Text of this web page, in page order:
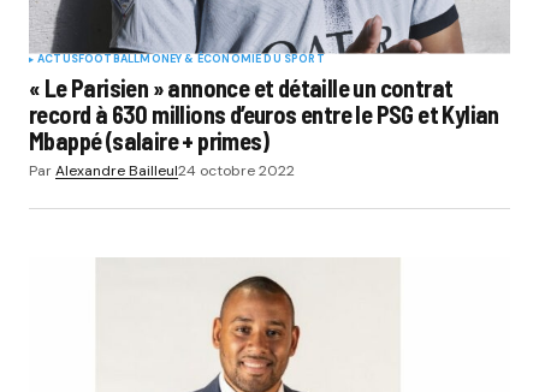
ACTUSFOOTBALLMONEY & ÉCONOMIE DU SPORT
« Le Parisien » annonce et détaille un contrat
record à 630 millions d’euros entre le PSG et Kylian
Mbappé (salaire + primes)
ParAlexandre Bailleul24 octobre 2022